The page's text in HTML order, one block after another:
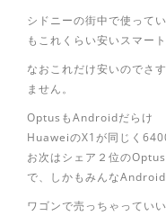
シドニーの街中で使って
もこれくらい安いスマー
なおこれだけ安いのでさ
ません。
OptusもAndroidだらけ
HuaweiのX1が同じく
お次はシェア２位の
で、しかもみんなAndroid
ワゴンで売っちゃってい